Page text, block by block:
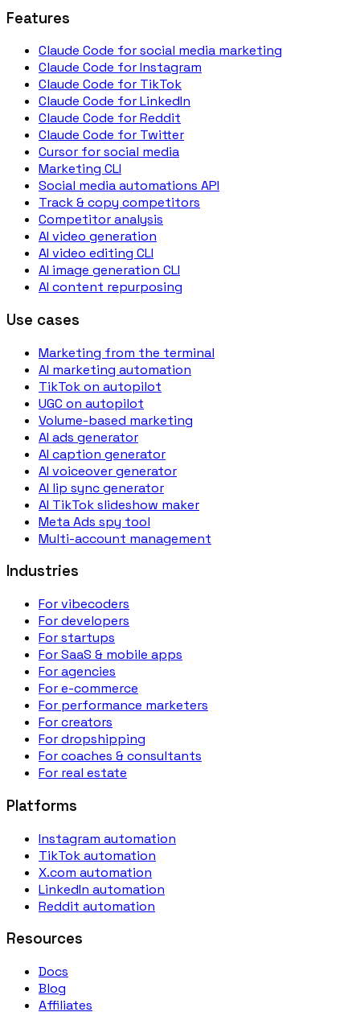
Features
Claude Code for social media marketing
Claude Code for Instagram
Claude Code for TikTok
Claude Code for LinkedIn
Claude Code for Reddit
Claude Code for Twitter
Cursor for social media
Marketing CLI
Social media automations API
Track & copy competitors
Competitor analysis
AI video generation
AI video editing CLI
AI image generation CLI
AI content repurposing
Use cases
Marketing from the terminal
AI marketing automation
TikTok on autopilot
UGC on autopilot
Volume-based marketing
AI ads generator
AI caption generator
AI voiceover generator
AI lip sync generator
AI TikTok slideshow maker
Meta Ads spy tool
Multi-account management
Industries
For vibecoders
For developers
For startups
For SaaS & mobile apps
For agencies
For e-commerce
For performance marketers
For creators
For dropshipping
For coaches & consultants
For real estate
Platforms
Instagram automation
TikTok automation
X.com automation
LinkedIn automation
Reddit automation
Resources
Docs
Blog
Affiliates